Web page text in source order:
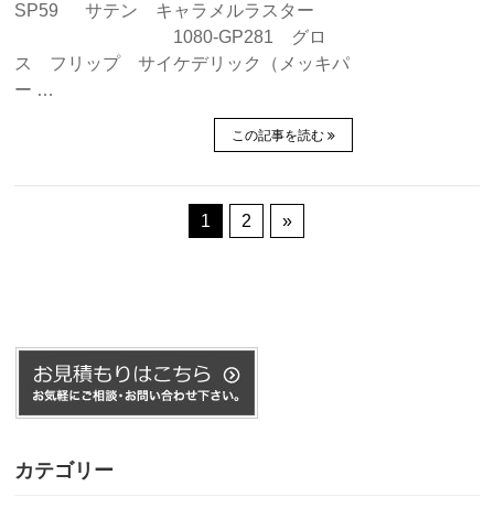
SP59 サテン キャラメルラスター
1080-GP281 グロ
ス フリップ サイケデリック（メッキパ
ー …
この記事を読む
1 2 »
カテゴリー